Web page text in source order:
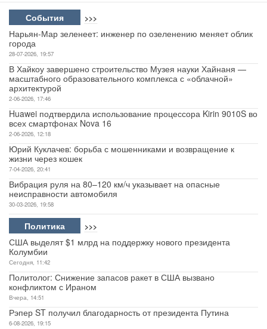
Культура
Медиа
Авто
Спорт
Контакты
События >>>
Нарьян-Мар зеленеет: инженер по озеленению меняет облик
города
28-07-2026, 19:57
В Хайкоу завершено строительство Музея науки Хайнаня —
масштабного образовательного комплекса с «облачной»
архитектурой
2-06-2026, 17:46
Huawei подтвердила использование процессора Kirin 9010S во
всех смартфонах Nova 16
2-06-2026, 12:18
Юрий Куклачев: борьба с мошенниками и возвращение к
жизни через кошек
7-04-2026, 20:41
Вибрация руля на 80–120 км/ч указывает на опасные
неисправности автомобиля
30-03-2026, 19:58
Политика >>>
США выделят $1 млрд на поддержку нового президента
Колумбии
Сегодня, 11:42
Политолог: Снижение запасов ракет в США вызвано
конфликтом с Ираном
Вчера, 14:51
Рэпер ST получил благодарность от президента Путина
6-08-2026, 19:15